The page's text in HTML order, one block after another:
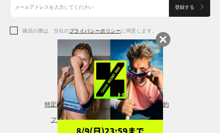
アクセサリー
アクセサリー
シューズ
アクセサリー
レギンス＆タイツ
シューズ
登録する
購読の際は、当社のプライバシーポリシーに同意します。
特定商取引法に基づく通販の表記 会員規約
プライバシーポリシー